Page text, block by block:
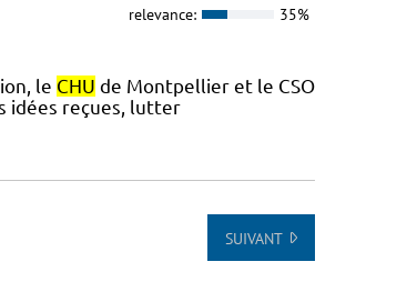
relevance: 35%
le CHU de Montpellier et le CSO
idées reçues, lutter
SUIVANT